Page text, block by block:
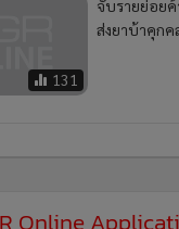
131
จับรายย่อยค้
ส่งยาบ้าคุกค
Online